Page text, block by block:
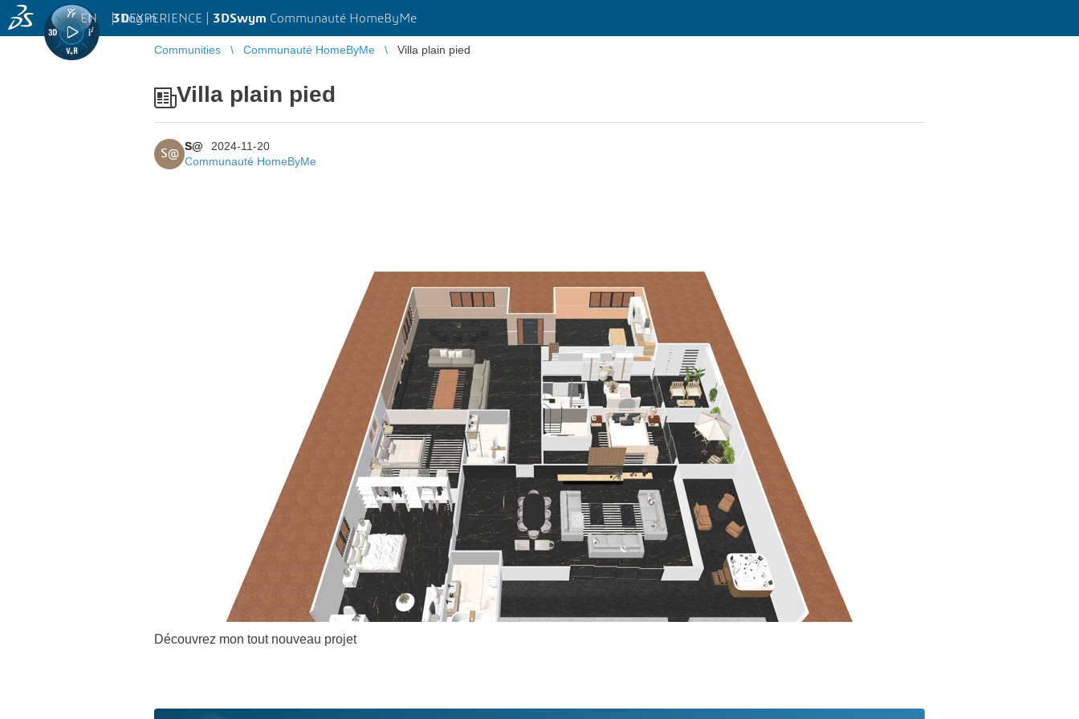
3DEXPERIENCE | 3DSwym Communauté HomeByMe
EN | Log in
Communities Communauté HomeByMe Villa plain pied
Villa plain pied
S@
S@
2024-11-20
Communauté HomeByMe
Découvrez mon tout nouveau projet